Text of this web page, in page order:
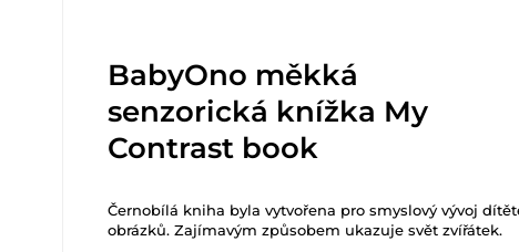
BabyOno měkká
senzorická knížka My
Contrast book
Černobílá kniha byla vytvořena pro smyslový vývoj
obrázků. Zajímavým způsobem ukazuje svět zvířátek.